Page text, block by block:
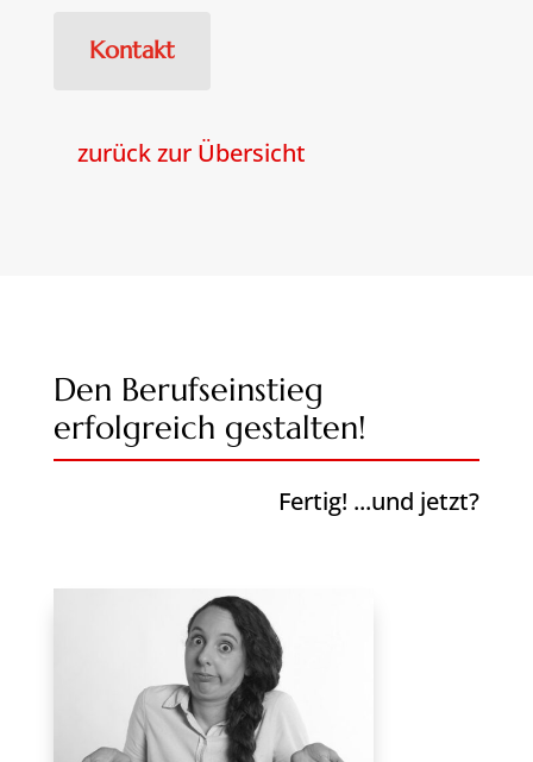
Kontakt
zurück zur Übersicht
Den Berufseinstieg
erfolgreich gestalten!
Fertig! ...und jetzt?